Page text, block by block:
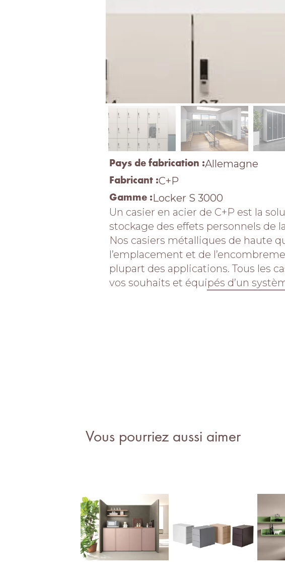
Pays de fabrication :Allemagne
Fabricant :C+P
Gamme :Locker S 3000
Un casier en acier de C+P est la
stockage des effets personnels de
Nos casiers métalliques de haute
l’emplacement et de
plupart des applications. Tous les
vos souhaits et équipés d’un
Vous pourriez aussi aimer